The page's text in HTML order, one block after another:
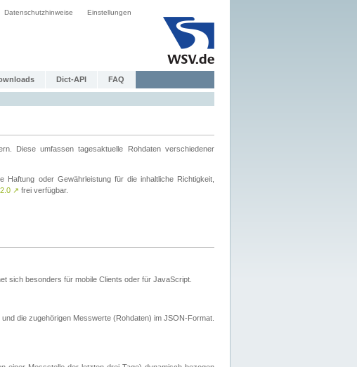
Datenschutzhinweise Einstellungen
Dict-API FAQ
Diese umfassen tagesaktuelle Rohdaten verschiedener
oder Gewährleistung für die inhaltliche Richtigkeit,
↗ frei verfügbar.
sich besonders für mobile Clients oder für JavaScript.
die zugehörigen Messwerte (Rohdaten) im JSON-Format.